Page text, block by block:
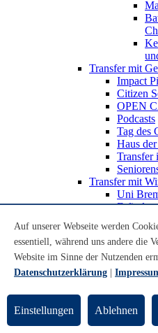
Transfer mit
Impact
Citizen
OPEN
Podcasts
Tag des
Haus
Transfer
Transfer mit
Uni
Transfer mit
Auf unserer Webseite werden
essentiell, während uns andere die
Website im Sinne der Nutzenden
Datenschutzerklärung
Einstellungen Ablehnen